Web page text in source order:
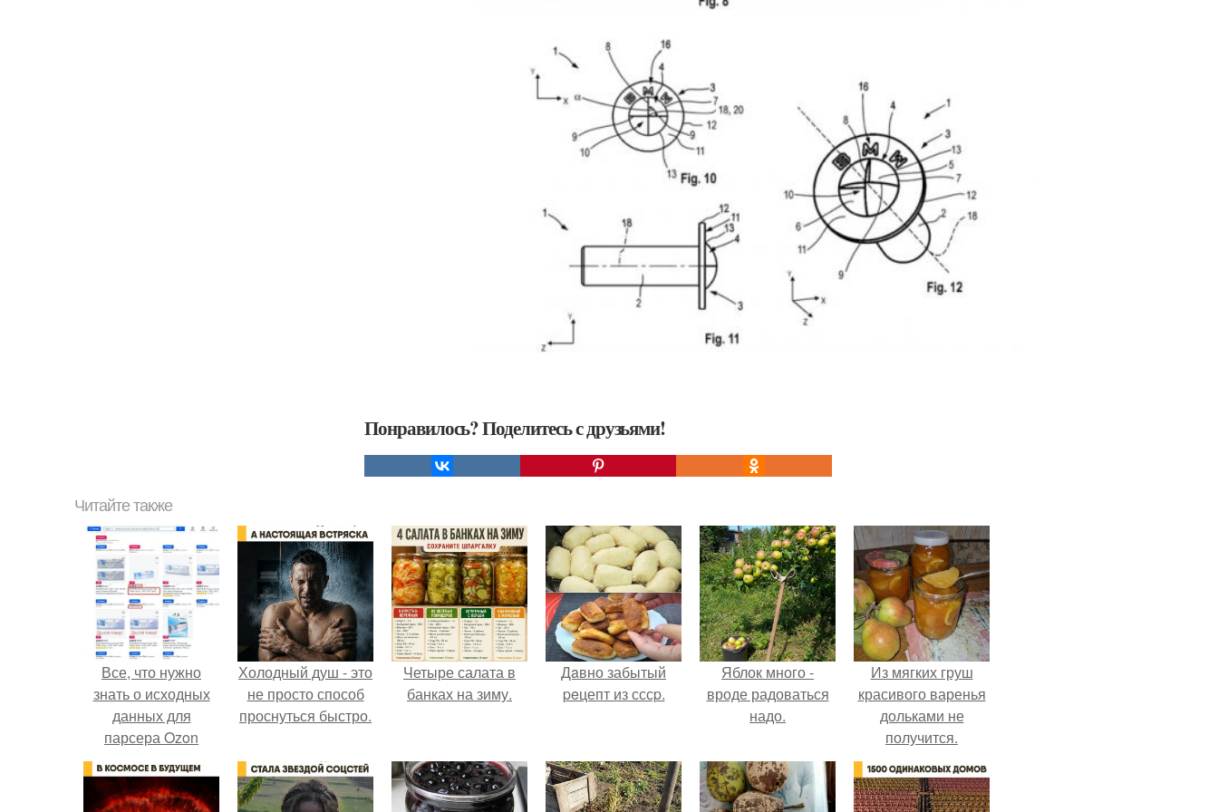
Понравилось? Поделитесь с друзьями!
Читайте также
Все, что нужно
знать о исходных
данных для
парсера Ozon
Холодный душ - это
не просто способ
проснуться быстро.
Четыре салата в
банках на зиму.
Дaвно забытый
peцепт из сссp.
Яблок много -
вроде радоваться
надо.
Из мягких груш
красивого варенья
дольками не
получится.